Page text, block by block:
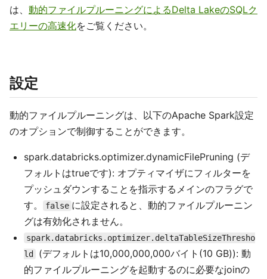
は、 動的ファイルプルーニングによるDelta LakeのSQLク
エリーの高速化をご覧ください。
設定
動的ファイルプルーニングは、以下のApache Spark設定
のオプションで制御することができます。
spark.databricks.optimizer.dynamicFilePruning (デ
フォルトはtrueです): オプティマイザにフィルターを
プッシュダウンすることを指示するメインのフラグで
す。
false に設定されると、動的ファイルプルーニン
グは有効化されません。
spark.databricks.optimizer.deltaTableSizeThresho
ld
(デフォルトは10,000,000,000バイト(10 GB)): 動
的ファイルプルーニングを起動するのに必要なjoinの